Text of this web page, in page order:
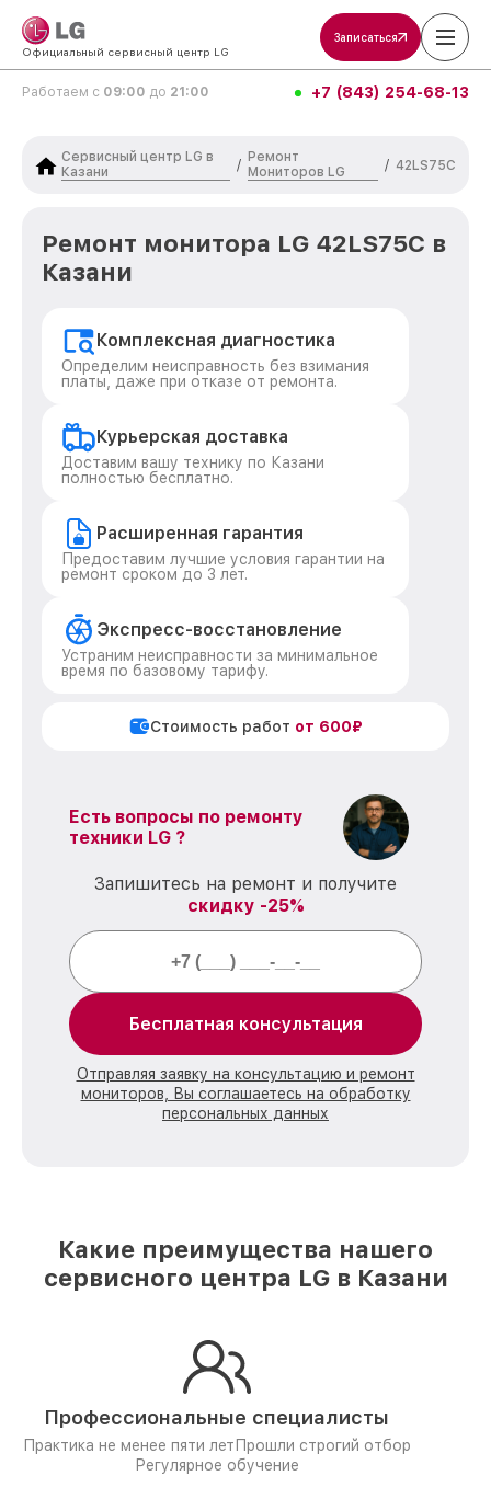
Официальный сервисный центр LG
Записаться
Работаем с 09:00 до 21:00 +7 (843) 254-68-13
Сервисный центр LG в
Казани
/
Ремонт
Мониторов LG
/ 42LS75C
Ремонт монитора LG 42LS75C в
Казани
Комплексная диагностика
Определим неисправность без взимания
платы, даже при отказе от ремонта.
Курьерская доставка
Доставим вашу технику по Казани
полностью бесплатно.
Расширенная гарантия
Предоставим лучшие условия гарантии на
ремонт сроком до 3 лет.
Экспресс-восстановление
Устраним неисправности за минимальное
время по базовому тарифу.
Стоимость работ от 600₽
Есть вопросы по ремонту
техники LG ?
Запишитесь на ремонт и получите
скидку -25%
Бесплатная консультация
Отправляя заявку на консультацию и ремонт
мониторов, Вы соглашаетесь на обработку
персональных данных
Какие преимущества нашего
сервисного центра LG в Казани
Профессиональные специалисты
Практика не менее пяти лет Прошли строгий отбор
Регулярное обучение